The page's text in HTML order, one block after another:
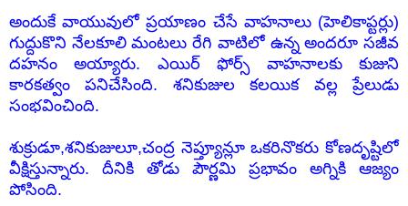
అందుకే వాయువులో ప్రయాణం చేసే వాహనాలు (హెలికాప్టర్లు)
గుద్దుకొని నేలకూలి మంటలు రేగి వాటిలో ఉన్న అందరూ సజీవ
దహనం అయ్యారు. ఎయిర్ ఫోర్స్ వాహనాలకు కుజుని
కారకత్వం పనిచేసింది. శనికుజుల కలయిక వల్ల ప్రేలుడు
సంభవించింది.
శుక్రుడూ,శనికుజులూ,చంద్ర నెప్త్యూన్లూ ఒకరినొకరు కోణదృష్టిలో
వీక్షిస్తున్నారు. దీనికి తోడు పౌర్ణమి ప్రభావం అగ్నికి ఆజ్యం
పోసింది.